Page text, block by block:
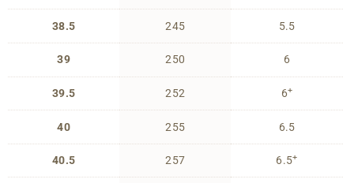
38.5
39
39.5
40
40.5
245
250
252
255
257
5.5
6
6+
6.5
6.5+